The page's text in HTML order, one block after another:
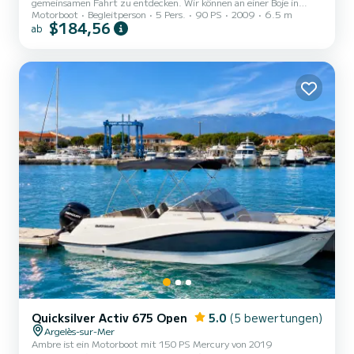
Paulille oder im Meeresschutzgebiet anlegen und das klare Wasser
genießen, um die Unterwasserwelt mit Schnorchel zu bewundern.
Motorboot Begleitperson 5 Pers. 90 PS 2009 6.5 m
ab $184,56
Quicksilver Activ 675 Open 5.0 (5 bewertungen)
Argelès-sur-Mer
Ambre ist ein Motorboot mit 150 PS Mercury von 2019